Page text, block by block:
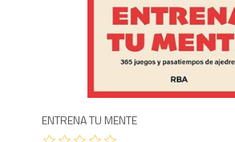
ENTRENA TU MENTE